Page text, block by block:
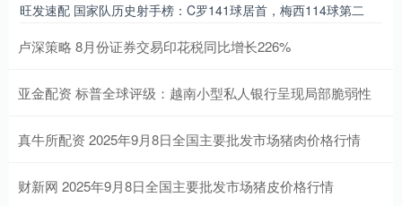
旺发速配 国家队历史射手榜：C罗141球居首，梅西114球第二
卢深策略 8月份证券交易印花税同比增长226%
亚金配资 标普全球评级：越南小型私人银行呈现局部脆弱性
真牛所配资 2025年9月8日全国主要批发市场猪肉价格行情
财新网 2025年9月8日全国主要批发市场猪皮价格行情